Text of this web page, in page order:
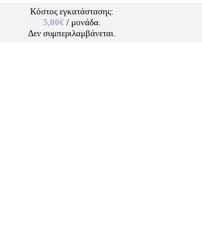
Κόστος εγκατάστασης:
5,00€ / μονάδα.
Δεν συμπεριλαμβάνεται.